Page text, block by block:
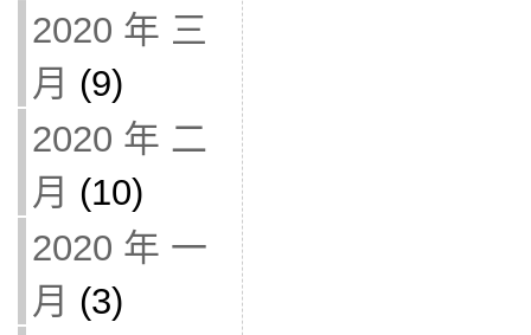
2020 年 三
月 (9)
2020 年 二
月 (10)
2020 年 一
月 (3)